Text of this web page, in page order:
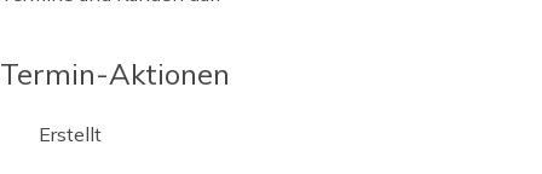
Termin-Aktionen
Erstellt